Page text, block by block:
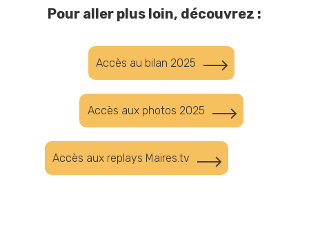
Pour aller plus loin, découvrez :
Accès au bilan 2025
Accès aux photos 2025
Accès aux replays Maires.tv